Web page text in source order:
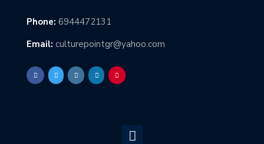
Phone: 6944472131
Email: culturepointgr@yahoo.com